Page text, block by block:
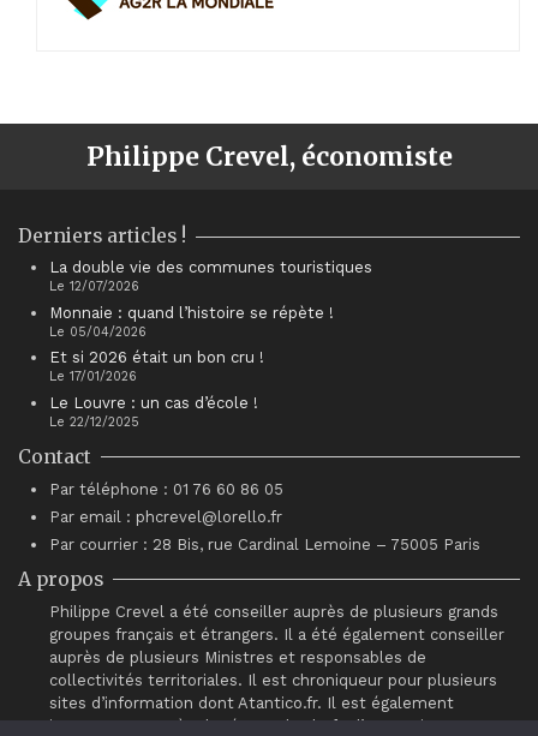
Philippe Crevel, économiste
Derniers articles !
La double vie des communes touristiques
Le 12/07/2026
Monnaie : quand l’histoire se répète !
Le 05/04/2026
Et si 2026 était un bon cru !
Le 17/01/2026
Le Louvre : un cas d’école !
Le 22/12/2025
Contact
Par téléphone : 01 76 60 86 05
Par email : phcrevel@lorello.fr
Par courrier : 28 Bis, rue Cardinal Lemoine – 75005 Paris
A propos
Philippe Crevel a été conseiller auprès de plusieurs grands
groupes français et étrangers. Il a été également conseiller
auprès de plusieurs Ministres et responsables de
collectivités territoriales. Il est chroniqueur pour plusieurs
sites d’information dont Atantico.fr. Il est également
intervenant auprès du réseau de chefs d’entreprises